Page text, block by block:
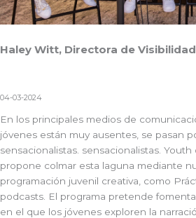
Haley Witt, Directora de
04-03-2024
En los principales medios de
jóvenes están muy ausentes, se pasan
sensacionalistas. sensacionalistas. Youth
propone colmar esta laguna mediante
programación juvenil creativa, como
podcasts El programa pretende
en el que los jóvenes exploren la